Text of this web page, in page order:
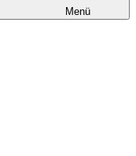
Menü